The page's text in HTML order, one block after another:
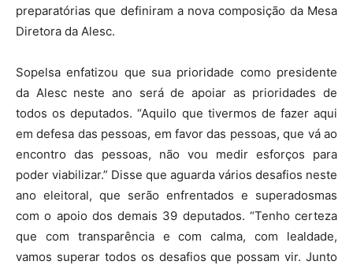
preparatórias que definiram a nova composição da Mesa
Diretora da Alesc.
Sopelsa enfatizou que sua prioridade como presidente
da Alesc neste ano será de apoiar as prioridades de
todos os deputados. “Aquilo que tivermos de fazer aqui
em defesa das pessoas, em favor das pessoas, que vá ao
encontro das pessoas, não vou medir esforços para
poder viabilizar.” Disse que aguarda vários desafios neste
ano eleitoral, que serão enfrentados e superadosmas
com o apoio dos demais 39 deputados. “Tenho certeza
que com transparência e com calma, com lealdade,
vamos superar todos os desafios que possam vir. Junto